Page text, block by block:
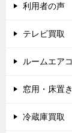
利用者の声
テレビ買取
ルームエア
窓用・床置
冷蔵庫買取